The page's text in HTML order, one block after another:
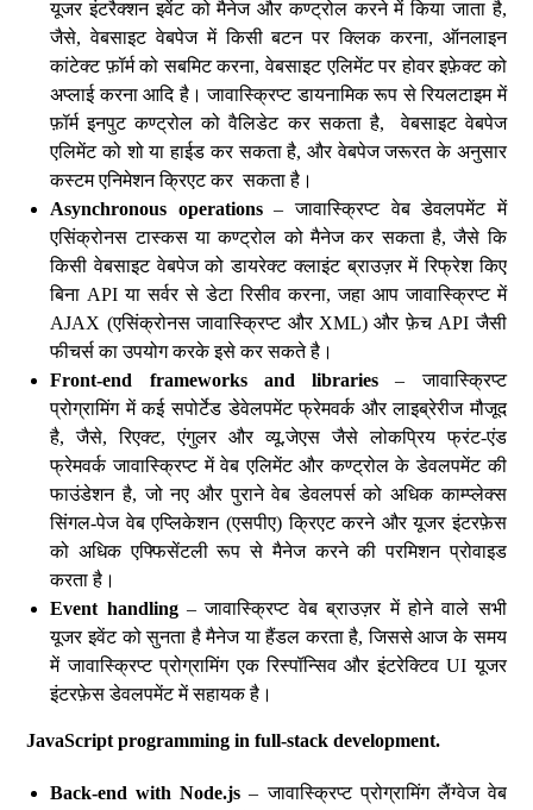
यूजर इंटरैक्शन इवेंट को मैनेज और कण्ट्रोल करने में किया जाता है,
जैसे, वेबसाइट वेबपेज में किसी बटन पर क्लिक करना, ऑनलाइन
कांटेक्ट फ़ॉर्म को सबमिट करना, वेबसाइट एलिमेंट पर होवर इफ़ेक्ट को
अप्लाई करना आदि है। जावास्क्रिप्ट डायनामिक रूप से रियलटाइम में
फ़ॉर्म इनपुट कण्ट्रोल को वैलिडेट कर सकता है, वेबसाइट वेबपेज
एलिमेंट को शो या हाईड कर सकता है, और वेबपेज जरूरत के अनुसार
कस्टम एनिमेशन क्रिएट कर सकता है।
Asynchronous operations– जावास्क्रिप्ट वेब डेवलपमेंट में
एसिंक्रोनस टास्कस या कण्ट्रोल को मैनेज कर सकता है, जैसे कि
किसी वेबसाइट वेबपेज को डायरेक्ट क्लाइंट ब्राउज़र में रिफ्रेश किए
बिना API या सर्वर से डेटा रिसीव करना, जहा आप जावास्क्रिप्ट में
AJAX (एसिंक्रोनस जावास्क्रिप्ट और XML) और फ़ेच API जैसी
फीचर्स का उपयोग करके इसे कर सकते है।
Front-end frameworks and libraries – जावास्क्रिप्ट
प्रोग्रामिंग में कई सपोर्टेड डेवेलपमेंट फ्रेमवर्क और लाइब्रेरीज मौजूद
है, जैसे, रिएक्ट, एंगुलर और व्यू.जेएस जैसे लोकप्रिय फ्रंट-एंड
फ्रेमवर्क जावास्क्रिप्ट में वेब एलिमेंट और कण्ट्रोल के डेवलपमेंट की
फाउंडेशन है, जो नए और पुराने वेब डेवलपर्स को अधिक काम्प्लेक्स
सिंगल-पेज वेब एप्लिकेशन (एसपीए) क्रिएट करने और यूजर इंटरफ़ेस
को अधिक एफ्फिसेंटली रूप से मैनेज करने की परमिशन प्रोवाइड
करता है।
Event handling– जावास्क्रिप्ट वेब ब्राउज़र में होने वाले सभी
यूजर इवेंट को सुनता है मैनेज या हैंडल करता है, जिससे आज के समय
में जावास्क्रिप्ट प्रोग्रामिंग एक रिस्पॉन्सिव और इंटरेक्टिव UI यूजर
इंटरफ़ेस डेवलपमेंट में सहायक है।
JavaScript programming in full-stack development.
Back-end with Node.js – जावास्क्रिप्ट प्रोग्रामिंग लैंग्वेज वेब